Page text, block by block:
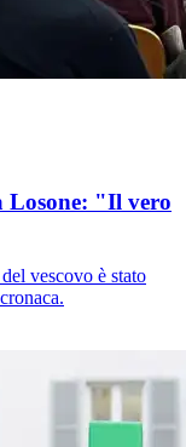
Losone: "Il vero
vescovo è stato